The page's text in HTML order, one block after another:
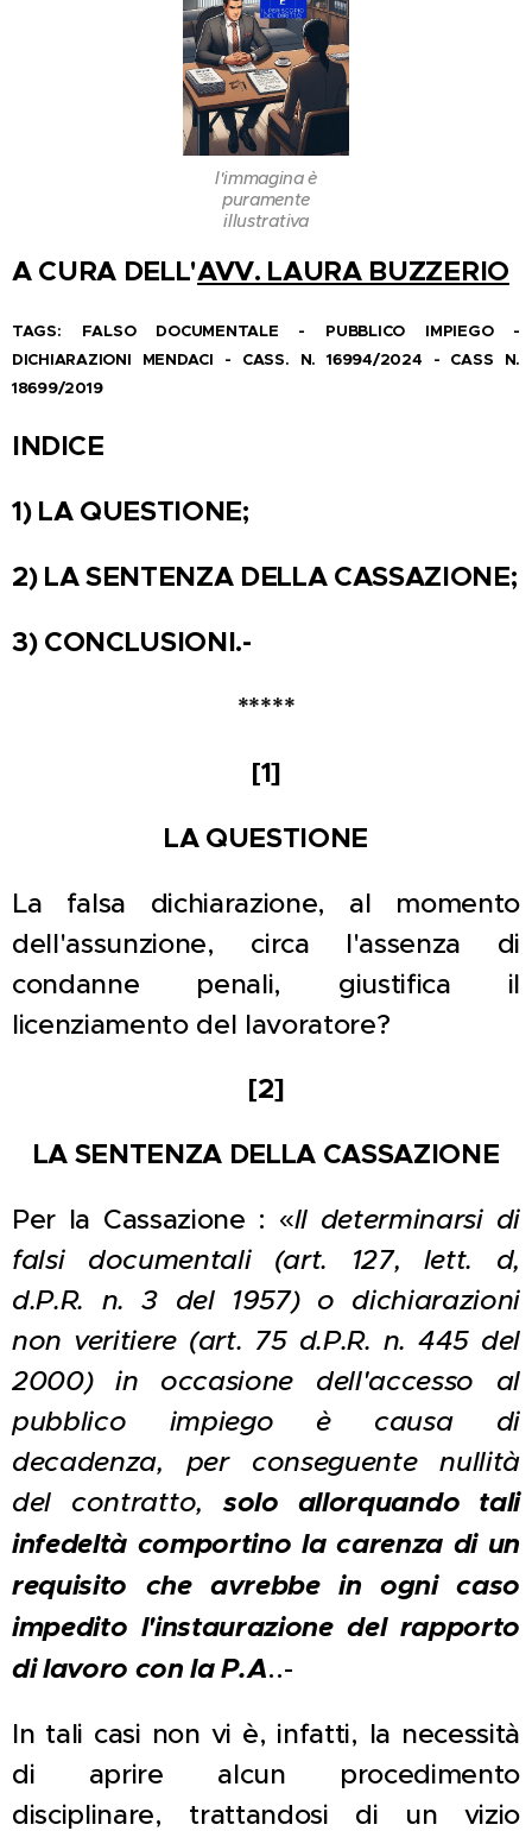
l'immagina è
puramente
illustrativa
A CURA DELL'AVV. LAURA BUZZERIO
TAGS: FALSO DOCUMENTALE - PUBBLICO IMPIEGO -
DICHIARAZIONI MENDACI - CASS. N. 16994/2024 - CASS N.
18699/2019
INDICE
1) LA QUESTIONE;
2) LA SENTENZA DELLA CASSAZIONE;
3) CONCLUSIONI.-
*****
[1]
LA QUESTIONE
La falsa dichiarazione, al momento
dell'assunzione, circa l'assenza di
condanne penali, giustifica il
licenziamento del lavoratore?
[2]
LA SENTENZA DELLA CASSAZIONE
Per la Cassazione : «ll determinarsi di
falsi documentali (art. 127, lett. d,
d.P.R. n. 3 del 1957) o dichiarazioni
non veritiere (art. 75 d.P.R. n. 445 del
2000) in occasione dell'accesso al
pubblico impiego è causa di
decadenza, per conseguente nullità
del contratto, solo allorquando tali
infedeltà comportino la carenza di un
requisito che avrebbe in ogni caso
impedito l'instaurazione del rapporto
di lavoro con la P.A..-
In tali casi non vi è, infatti, la necessità
di aprire alcun procedimento
disciplinare, trattandosi di un vizio